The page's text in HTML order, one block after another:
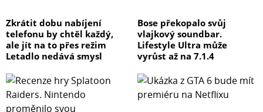
Zkrátit dobu nabíjení
telefonu by chtěl každý,
ale jít na to přes režim
Letadlo nedává smysl
Bose překopalo svůj
vlajkový soundbar.
Lifestyle Ultra může
vyrůst až na 7.1.4